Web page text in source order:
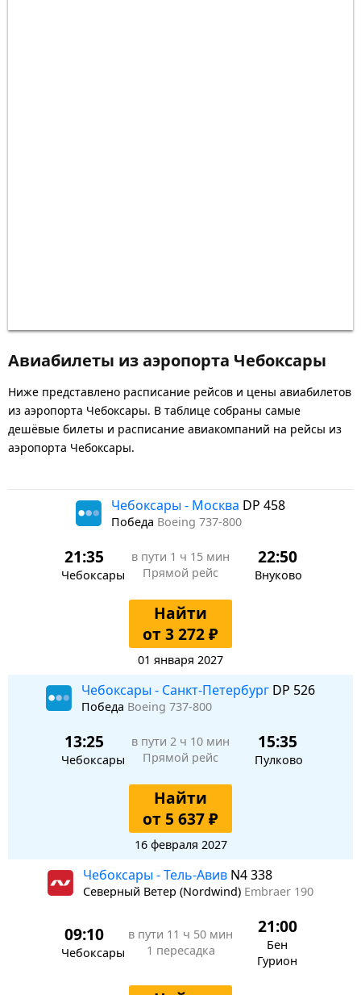
Авиабилеты из аэропорта Чебоксары
Ниже представлено расписание рейсов и цены авиабилетов
из аэропорта Чебоксары. В таблице собраны самые
дешёвые билеты и расписание авиакомпаний на рейсы из
аэропорта Чебоксары.
Чебоксары - Москва DP 458
Победа Boeing 737-800
21:35
Чебоксары
в пути 1 ч 15 мин
Прямой рейс
22:50
Внуково
Найти
от 3 272 ₽
01 января 2027
Чебоксары - Санкт-Петербург DP 526
Победа Boeing 737-800
13:25
Чебоксары
в пути 2 ч 10 мин
Прямой рейс
15:35
Пулково
Найти
от 5 637 ₽
16 февраля 2027
Чебоксары - Тель-Авив N4 338
Северный Ветер (Nordwind) Embraer 190
09:10
Чебоксары
в пути 11 ч 50 мин
1 пересадка
21:00
Бен
Гурион